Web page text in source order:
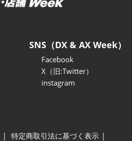
SNS（DX & AX Week）
Facebook
X（旧:Twitter）
instagram
特定商取引法に基づく表示